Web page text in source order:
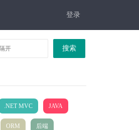
登录
搜索
.NET MVC JAVA
ORM 后端